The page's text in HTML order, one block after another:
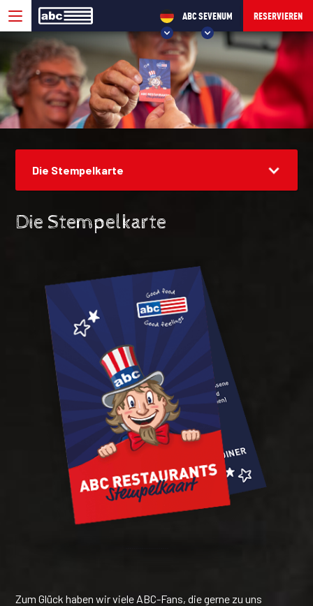
ABC SEVENUM
WÄHLEN SIE IHR ABC!
ABC VELP
ABC SEVENUM
RESERVIEREN
Die Stempelkarte
Die Stempelkarte
Zum Glück haben wir viele ABC-Fans, die gerne zu uns